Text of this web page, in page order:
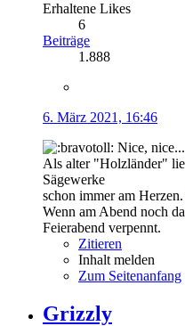
Erhaltene Likes
6
Beiträge
1.888
6. März 2021, 16:46
Nice,
Als alter "Holzländer"
Sägewerke
schon immer am Herzen.
Wenn am Abend noch
Feierabend verpennt.
Zitieren
Inhalt melden
Zum Seitenanfang
Grizzly